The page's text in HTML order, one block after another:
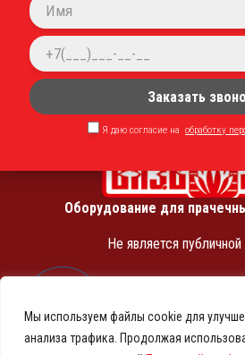
Мы используем файлы cookie для
анализа трафика. Продолжая
Заказать
Я даю согласие на обработку
Соц. сети
Оборудование для
Не является
КПП 781001001
ОГРН